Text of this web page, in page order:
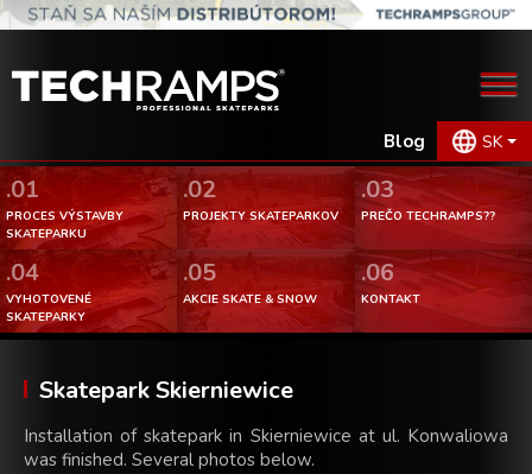
Blog SK
.01
PROCES VÝSTAVBY
SKATEPARKU
.02
PROJEKTY SKATEPARKOV
.03
PREČO TECHRAMPS??
.04
VYHOTOVENÉ
SKATEPARKY
.05
AKCIE SKATE & SNOW
.06
KONTAKT
Skatepark Skierniewice
Installation of skatepark in Skierniewice at ul. Konwaliowa
was finished. Several photos below.